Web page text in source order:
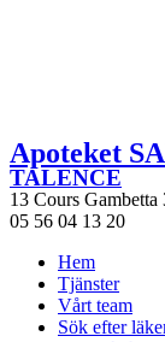
Apoteket
TALENCE
13 Cours
05 56 04 13 20
Hem
Tjänster
Vårt team
Sök efter